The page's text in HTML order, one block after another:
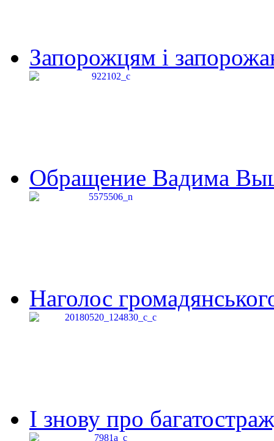
Запорожцям і
Обращение Вадима
Наголос
І знову про